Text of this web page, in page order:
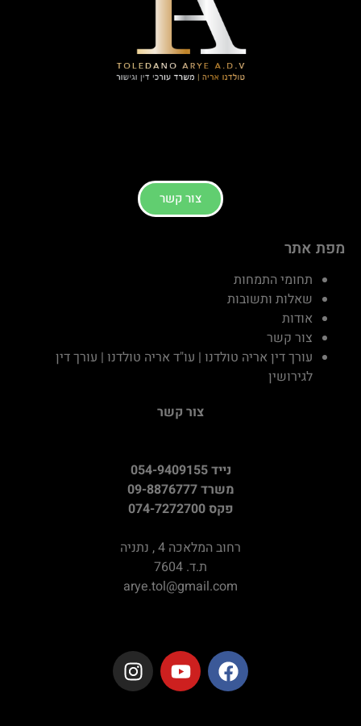
צור קשר
מפת אתר
תחומי התמחות
שאלות ותשובות
אודות
צור קשר
עורך דין אריה טולדנו | עו"ד אריה טולדנו | עורך דין
לגירושין
צור קשר
נייד 054-9409155
משרד 09-8876777
פקס 074-7272700
רחוב המלאכה 4 , נתניה
ת.ד. 7604
arye.tol@gmail.com